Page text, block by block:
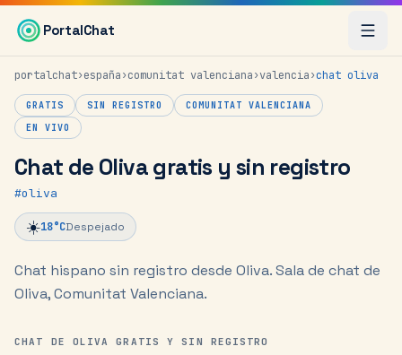
Saltar al contenido principal
PortalChat
portalchat›españa›comunitat valenciana›valencia›chat oliva
GRATIS SIN REGISTRO
COMUNITAT VALENCIANA
EN VIVO
Chat de Oliva gratis y sin registro
#oliva
☀️18°CDespejado
Chat hispano sin registro desde Oliva.Sala de chat de
Oliva, Comunitat Valenciana.
CHAT DE OLIVA GRATIS Y SIN REGISTRO